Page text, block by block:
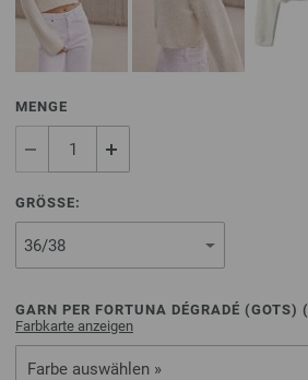
MENGE
GRÖSSE:
GARN PER FORTUNA DÉGRADÉ (GOTS) (
Farbkarte anzeigen
Farbe auswählen »